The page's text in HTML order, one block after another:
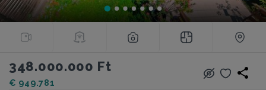
348.000.000 Ft
€ 949.781